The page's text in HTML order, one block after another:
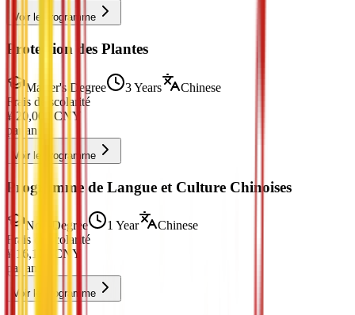
Voir le programme
Protection des Plantes
Master's Degree 3 Years
Chinese
Frais de scolarité
¥ 20,000
CNY
par an
Voir le programme
Programme de Langue et Culture Chinoises
Non-Degree 1 Year
Chinese
Frais de scolarité
¥ 16,100
CNY
par an
Voir le programme